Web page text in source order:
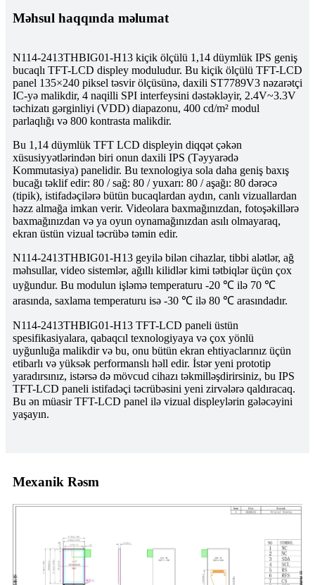
Məhsul haqqında məlumat
N114-2413THBIG01-H13 kiçik ölçülü 1,14 düymlük IPS geniş
bucaqlı TFT-LCD displey moduludur. Bu kiçik ölçülü TFT-LCD
panel 135×240 piksel təsvir ölçüsünə, daxili ST7789V3 nəzarətçi
IC-yə malikdir, 4 naqilli SPI interfeysini dəstəkləyir, 2.4V~3.3V
təchizatı gərginliyi (VDD) diapazonu, 400 cd/m² modul
parlaqlığı və 800 kontrasta malikdir.
Bu 1,14 düymlük TFT LCD displeyin diqqət çəkən
xüsusiyyətlərindən biri onun daxili IPS (Təyyarədə
Kommutasiya) panelidir. Bu texnologiya sola daha geniş baxış
bucağı təklif edir: 80 / sağ: 80 / yuxarı: 80 / aşağı: 80 dərəcə
(tipik), istifadəçilərə bütün bucaqlardan aydın, canlı vizuallardan
həzz almağa imkan verir. Videolara baxmağınızdan, fotoşəkillərə
baxmağınızdan və ya oyun oynamağınızdan asılı olmayaraq,
ekran üstün vizual təcrübə təmin edir.
N114-2413THBIG01-H13 geyilə bilən cihazlar, tibbi alətlər, ağ
məhsullar, video sistemlər, ağıllı kilidlər kimi tətbiqlər üçün çox
uyğundur. Bu modulun işləmə temperaturu -20 ℃ ilə 70 ℃
arasında, saxlama temperaturu isə -30 ℃ ilə 80 ℃ arasındadır.
N114-2413THBIG01-H13 TFT-LCD paneli üstün
spesifikasiyalara, qabaqcıl texnologiyaya və çox yönlü
uyğunluğa malikdir və bu, onu bütün ekran ehtiyaclarınız üçün
etibarlı və yüksək performanslı həll edir. İstər yeni prototip
yaradırsınız, istərsə də mövcud cihazı təkmilləşdirirsiniz, bu IPS
TFT-LCD paneli istifadəçi təcrübəsini yeni zirvələrə qaldıracaq.
Bu ən müasir TFT-LCD panel ilə vizual displeylərin gələcəyini
yaşayın.
Mexanik Rəsm